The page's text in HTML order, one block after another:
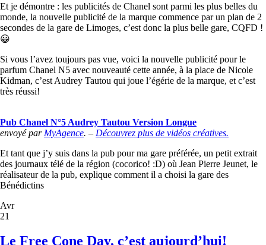
Et je démontre : les publicités de Chanel sont parmi les plus belles du
monde, la nouvelle publicité de la marque commence par un plan de 2
secondes de la gare de Limoges, c’est donc la plus belle gare, CQFD !
😀
Si vous l’avez toujours pas vue, voici la nouvelle publicité pour le
parfum Chanel N5 avec nouveauté cette année, à la place de Nicole
Kidman, c’est Audrey Tautou qui joue l’égérie de la marque, et c’est
très réussi!
Pub Chanel N°5 Audrey Tautou Version Longue
envoyé par MyAgence. – Découvrez plus de vidéos créatives.
Et tant que j’y suis dans la pub pour ma gare préférée, un petit extrait
des journaux télé de la région (cocorico! :D) où Jean Pierre Jeunet, le
réalisateur de la pub, explique comment il a choisi la gare des
Bénédictins
Avr
21
Le Free Cone Day, c’est aujourd’hui!